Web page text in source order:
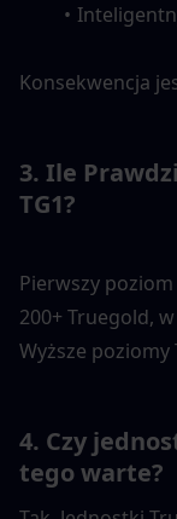
Konsekwencja
3. Ile
TG1?
Pierwszy poziom
200+ Truegold,
Wyższe poziomy
4. Czy
tego warte?